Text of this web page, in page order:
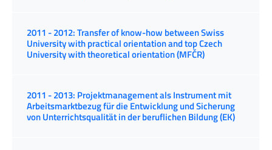
2011 - 2012: Transfer of know-how between Swiss
University with practical orientation and top Czech
University with theoretical orientation (MFČR)
2011 - 2013: Projektmanagement als Instrument mit
Arbeitsmarktbezug für die Entwicklung und Sicherung
von Unterrichtsqualität in der beruflichen Bildung (EK)